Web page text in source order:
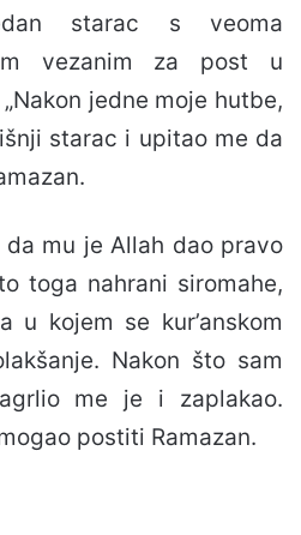
starac s veoma
vezanim za post u
jedne moje hutbe,
starac i upitao me da
da mu je Allah dao pravo
toga nahrani siromahe,
u kojem se kur’anskom
Nakon što sam
me je i zaplakao.
postiti Ramazan.